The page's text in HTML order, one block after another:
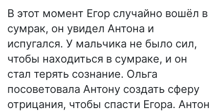
В этот момент Егор случайно вошёл в
сумрак, он увидел Антона и
испугался. У мальчика не было сил,
чтобы находиться в сумраке, и он
стал терять сознание. Ольга
посоветовала Антону создать сферу
отрицания, чтобы спасти Егора. Антон